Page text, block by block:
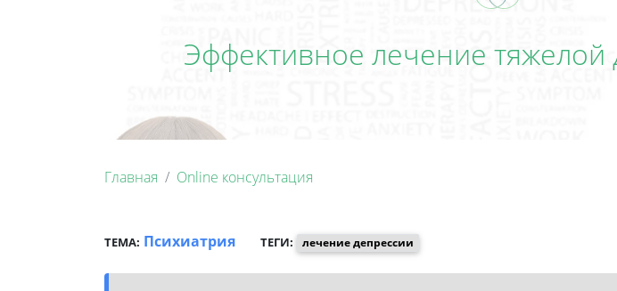
Эффективное лечение тяжелой
Главная Online консультация
ТЕМА: Психиатрия ТЕГИ: лечение депрессии